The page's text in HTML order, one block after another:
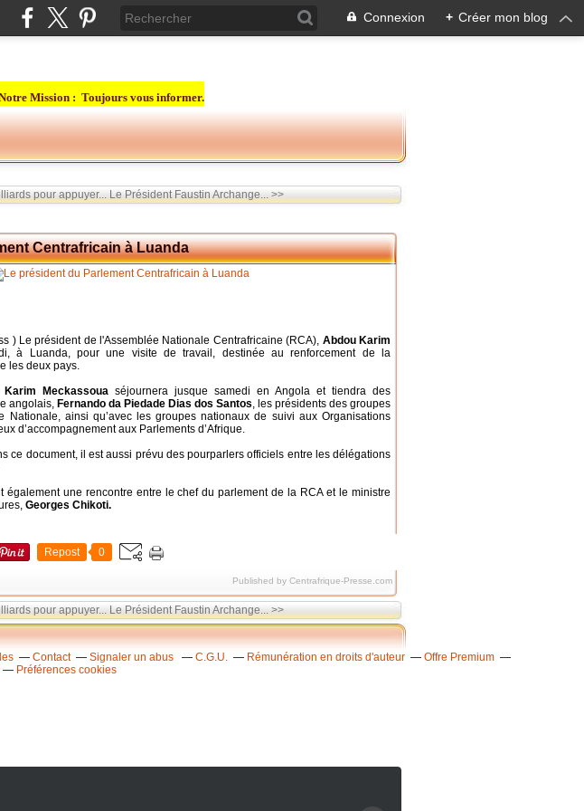
Connexion + Créer mon blog
Mission : Toujours vous informer.
pour appuyer... Le Président Faustin Archange... >>
Centrafricain à Luanda
) Le président de l'Assemblée Nationale Centrafricaine (RCA), Abdou Karim
à Luanda, pour une visite de travail, destinée au renforcement de la
les deux pays.
Karim Meckassoua séjournera jusque samedi en Angola et tiendra des
angolais, Fernando da Piedade Dias dos Santos, les présidents des groupes
Nationale, ainsi qu’avec les groupes nationaux de suivi aux Organisations
d’accompagnement aux Parlements d’Afrique.
ce document, il est aussi prévu des pourparlers officiels entre les délégations
également une rencontre entre le chef du parlement de la RCA et le ministre
Georges Chikoti.
Repost 0
Published by Centrafrique-Presse.com
pour appuyer... Le Président Faustin Archange... >>
Contact Signaler un abus C.G.U. Rémunération en droits d'auteur
Offre Premium
Préférences cookies